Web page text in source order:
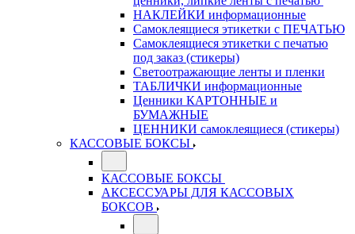
НАКЛЕЙКИ информационные
Самоклеящиеся этикетки с ПЕЧАТЬЮ
Самоклеящиеся этикетки с печатью
под заказ (стикеры)
Светоотражающие ленты и пленки
ТАБЛИЧКИ информационные
Ценники КАРТОННЫЕ и
БУМАЖНЫЕ
ЦЕННИКИ самоклеящиеся (стикеры)
КАССОВЫЕ БОКСЫ
КАССОВЫЕ БОКСЫ
АКСЕССУАРЫ ДЛЯ КАССОВЫХ
БОКСОВ